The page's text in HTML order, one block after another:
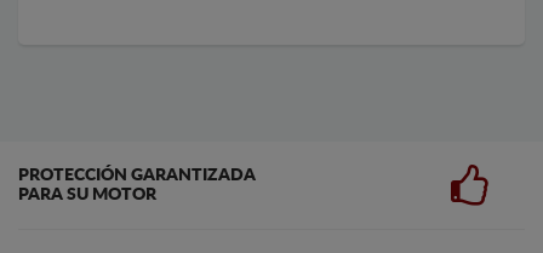
PROTECCIÓN GARANTIZADA
PARA SU MOTOR